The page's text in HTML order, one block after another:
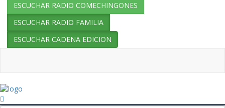
ESCUCHAR RADIO COMECHINGONES
ESCUCHAR RADIO FAMILIA
ESCUCHAR CADENA EDICION